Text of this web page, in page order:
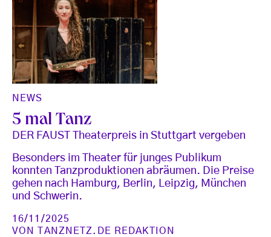
NEWS
5 mal Tanz
DER FAUST Theaterpreis in Stuttgart vergeben
Besonders im Theater für junges Publikum
konnten Tanzproduktionen abräumen. Die Preise
gehen nach Hamburg, Berlin, Leipzig, München
und Schwerin.
16/11/2025
VON
TANZNETZ.DE REDAKTION